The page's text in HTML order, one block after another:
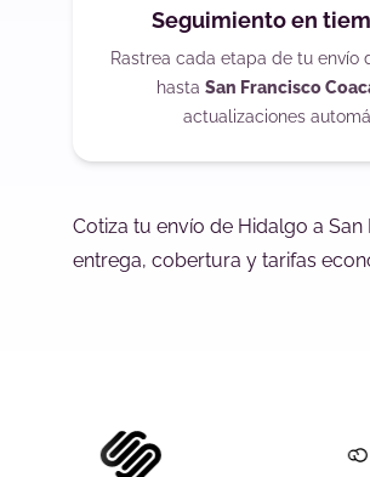
Seguimiento en
Rastrea cada etapa de tu envío
hastaSan Francisco
actualizaciones
Cotiza tu envío de Hidalgo a
entrega, cobertura y tarifas